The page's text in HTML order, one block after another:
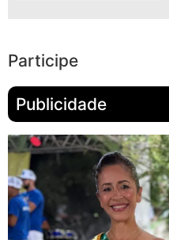
Participe
Publicidade